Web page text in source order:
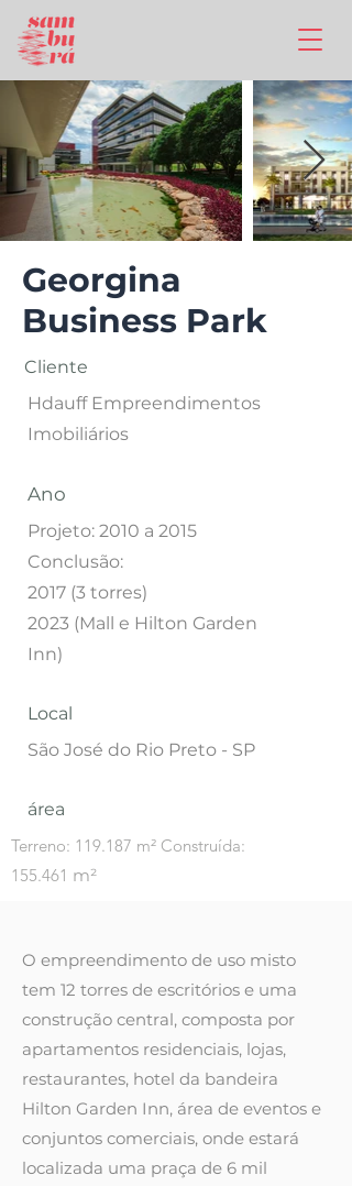
Georgina
Business Park
Cliente
Hdauff Empreendimentos
Imobiliários
Ano
Projeto: 2010 a 2015
Conclusão:
2017 (3 torres)
2023 (Mall e Hilton Garden
Inn)
Local
São José do Rio Preto - SP
área
Terreno: 119.187 m² Construída:
155.461 m²
O empreendimento de uso misto
tem 12 torres de escritórios e uma
construção central, composta por
apartamentos residenciais, lojas,
restaurantes, hotel da bandeira
Hilton Garden Inn, área de eventos e
conjuntos comerciais, onde estará
localizada uma praça de 6 mil